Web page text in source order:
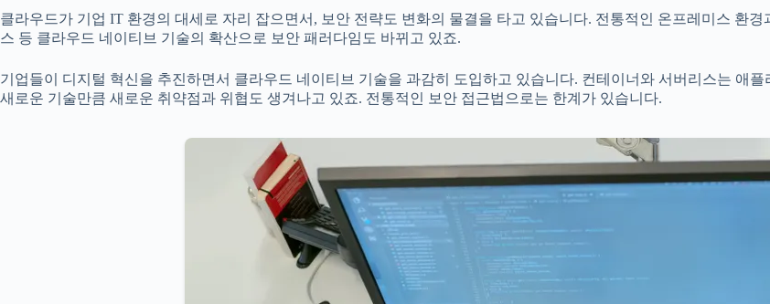
클라우드가 기업 IT 환경의 대세로 자리 잡으면서, 보안 전략도 변화의 물결을 타고 있습니다. 전통적인 온프레미스 환
스 등 클라우드 네이티브 기술의 확산으로 보안 패러다임도 바뀌고 있죠.
기업들이 디지털 혁신을 추진하면서 클라우드 네이티브 기술을 과감히 도입하고 있습니다. 컨테이너와 서버리스는 애
새로운 기술만큼 새로운 취약점과 위협도 생겨나고 있죠. 전통적인 보안 접근법으로는 한계가 있습니다.